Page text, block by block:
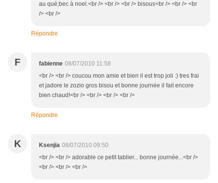
au qué;bec à noel.<br /> <br /> <br /> bisous<br /> <br /> <br
/> <br />
Répondre
F fabienne 08/07/2010 11:58
<br /> <br /> coucou mon amie et bien il est trop joli :) tres frai
et jadore le zozio gros bisou et bonne journée il fait encore
bien chaud!<br /> <br /> <br /> <br />
Répondre
K Ksenjia 08/07/2010 09:50
<br /> <br /> adorable ce petit tablier... bonne journée...<br />
<br /> <br /> <br />